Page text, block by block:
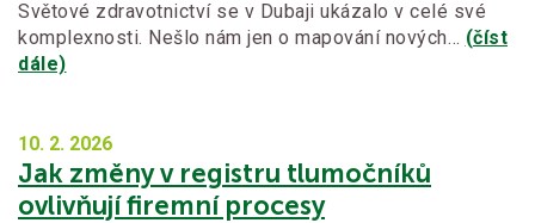
Světové zdravotnictví se v Dubaji ukázalo v celé své
komplexnosti. Nešlo nám jen o mapování nových… (číst
dále)
10. 2. 2026
Jak změny v registru tlumočníků
ovlivňují firemní procesy